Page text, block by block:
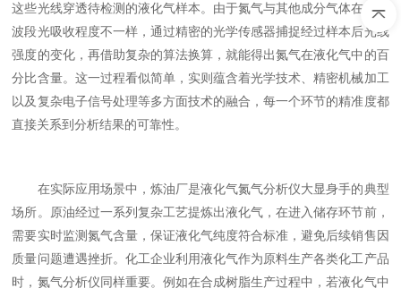
这些光线穿透待检测的液化气样本。由于氮气与其他成分气体在特定
波段光吸收程度不一样，通过精密的光学传感器捕捉经过样本后光线
强度的变化，再借助复杂的算法换算，就能得出氮气在液化气中的百
分比含量。这一过程看似简单，实则蕴含着光学技术、精密机械加工
以及复杂电子信号处理等多方面技术的融合，每一个环节的精准度都
直接关系到分析结果的可靠性。
在实际应用场景中，炼油厂是液化气氮气分析仪大显身手的典型
场所。原油经过一系列复杂工艺提炼出液化气，在进入储存环节前，
需要实时监测氮气含量，保证液化气纯度符合标准，避免后续销售因
质量问题遭遇挫折。化工企业利用液化气作为原料生产各类化工产品
时，氮气分析仪同样重要。例如在合成树脂生产过程中，若液化气中